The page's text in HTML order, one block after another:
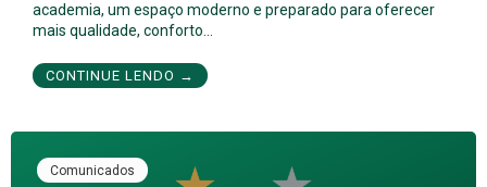
academia, um espaço moderno e preparado para oferecer
mais qualidade, conforto…
CONTINUE LENDO →
Comunicados